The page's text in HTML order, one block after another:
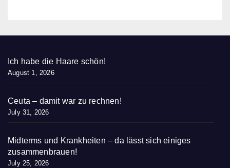
Ich habe die Haare schön!
August 1, 2026
Ceuta – damit war zu rechnen!
July 31, 2026
Midterms und Krankheiten – da lässt sich einiges
zusammenbrauen!
July 25, 2026